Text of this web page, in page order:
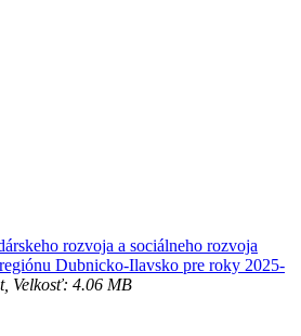
rozvoja a sociálneho rozvoja
Dubnicko-Ilavsko pre roky 2025-
Velkosť: 4.06 MB